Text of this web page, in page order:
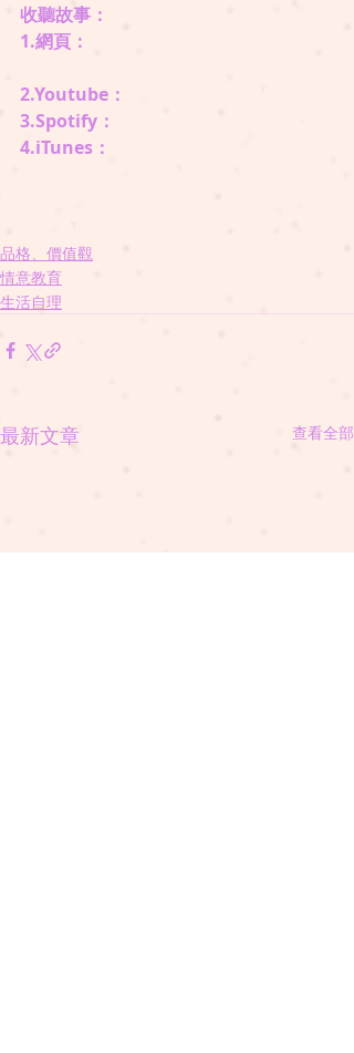
收聽故事：
1.網頁：
2.Youtube：
3.Spotify：
4.iTunes：
品格、價值觀
情意教育
生活自理
最新文章 查看全部